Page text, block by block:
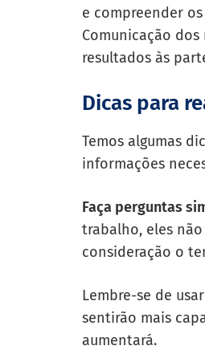
e compreender
Comunicação
resultados às
Dicas para
Temos algumas
informações
Faça perguntas
trabalho, eles
consideração o
Lembre-se de
sentirão mais
aumentará.